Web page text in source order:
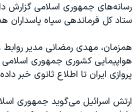
رسانه‌های جمهوری اسلامی گزارش
ستاد کل فرماندهی سپاه پاسداران
همزمان، مهدی رمضانی مدیر
هواپیمایی كشوری جمهوری
پروازی ایران تا اطلاع ثانوی خبر
ارتش اسرائیل می‌گوید جمهوری